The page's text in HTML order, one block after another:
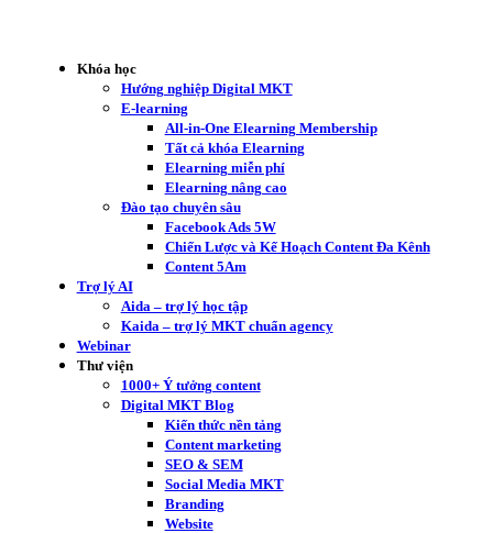
Khóa học
Hướng nghiệp Digital MKT
E-learning
All-in-One Elearning Membership
Tất cả khóa Elearning
Elearning miễn phí
Elearning nâng cao
Đào tạo chuyên sâu
Facebook Ads 5W
Chiến Lược và Kế Hoạch Content Đa Kênh
Content 5Am
Trợ lý AI
Aida – trợ lý học tập
Kaida – trợ lý MKT chuẩn agency
Webinar
Thư viện
1000+ Ý tưởng content
Digital MKT Blog
Kiến thức nền tảng
Content marketing
SEO & SEM
Social Media MKT
Branding
Website